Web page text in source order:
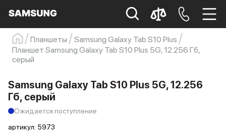
Samsung Смартфон s23
s23 ultra
Планшеты
Samsung Galaxy Tab S10 Plus
Планшет Samsung Galaxy Tab S10 Plus 5G, 12.256 Гб,
серый
Samsung Galaxy Tab S10 Plus 5G, 12.256
Гб, серый
Ожидается поступление
артикул: 5973